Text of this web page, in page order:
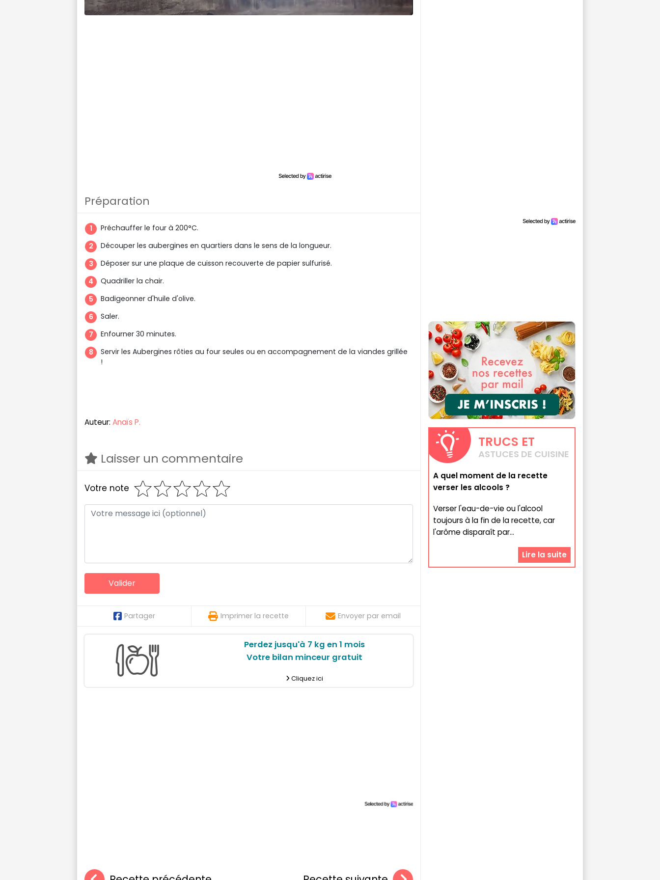
Préparation
Préchauffer le four à 200°C.
Découper les aubergines en quartiers dans le sens de la longueur.
Déposer sur une plaque de cuisson recouverte de papier sulfurisé.
Quadriller la chair.
Badigeonner d'huile d'olive.
Saler.
Enfourner 30 minutes.
Servir les Aubergines rôties au four seules ou en accompagnement de la viandes grillée
!
Auteur: Anaïs P.
Laisser un commentaire
Votre note
Partager Imprimer la recette Envoyer par email
Perdez jusqu'à 7 kg en 1 mois
Votre bilan minceur gratuit
Cliquez ici
TRUCS ET
ASTUCES DE CUISINE
A quel moment de la recette
verser les alcools ?
Verser l'eau-de-vie ou l'alcool
toujours à la fin de la recette, car
l'arôme disparaît par...
Lire la suite